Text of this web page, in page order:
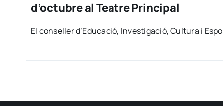
d’octubre al Teatre Principal
El con­se­ller d’Educació, Inves­ti­ga­ció, Cul­tu­ra i